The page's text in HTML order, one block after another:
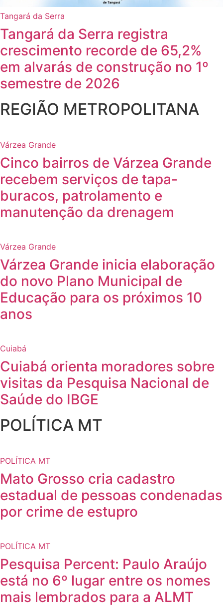
Tangará da Serra
Tangará da Serra registra
crescimento recorde de 65,2%
em alvarás de construção no 1º
semestre de 2026
REGIÃO METROPOLITANA
Várzea Grande
Cinco bairros de Várzea Grande
recebem serviços de tapa-
buracos, patrolamento e
manutenção da drenagem
Várzea Grande
Várzea Grande inicia elaboração
do novo Plano Municipal de
Educação para os próximos 10
anos
Cuiabá
Cuiabá orienta moradores sobre
visitas da Pesquisa Nacional de
Saúde do IBGE
POLÍTICA MT
POLÍTICA MT
Mato Grosso cria cadastro
estadual de pessoas condenadas
por crime de estupro
POLÍTICA MT
Pesquisa Percent: Paulo Araújo
está no 6º lugar entre os nomes
mais lembrados para a ALMT